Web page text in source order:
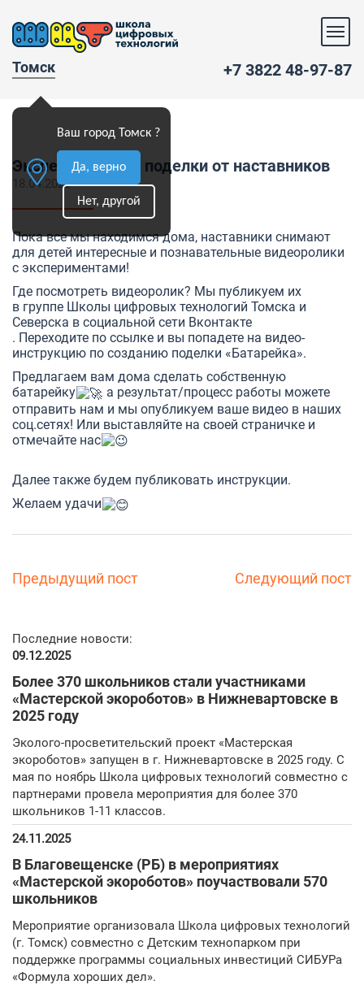
Томск
Ваш город Томск ?
Да, верно
Нет, другой
+7 3822 48-97-87
Эксперименты и поделки от наставников
18.04.2020
Пока все мы находимся дома, наставники снимают
для детей интересные и познавательные видеоролики
с экспериментами!
Где посмотреть видеоролик? Мы публикуем их
в группе Школы цифровых технологий Томска и
Северска в социальной сети Вконтакте
. Переходите по ссылке и вы попадете на видео-
инструкцию по созданию поделки «Батарейка».
Предлагаем вам дома сделать собственную
батарейку
а результат/процесс работы можете
отправить нам и мы опубликуем ваше видео в наших
соц.сетях! Или выставляйте на своей страничке и
отмечайте нас
Далее также будем публиковать инструкции.
Желаем удачи
Предыдущий пост Следующий пост
Последние новости:
09.12.2025
Более 370 школьников стали участниками
«Мастерской экороботов» в Нижневартовске в
2025 году
Эколого-просветительский проект «Мастерская
экороботов» запущен в г. Нижневартовске в 2025 году. С
мая по ноябрь Школа цифровых технологий совместно с
партнерами провела мероприятия для более 370
школьников 1-11 классов.
24.11.2025
В Благовещенске (РБ) в мероприятиях
«Мастерской экороботов» поучаствовали 570
школьников
Мероприятие организовала Школа цифровых технологий
(г. Томск) совместно с Детским технопарком при
поддержке программы социальных инвестиций СИБУРа
«Формула хороших дел».